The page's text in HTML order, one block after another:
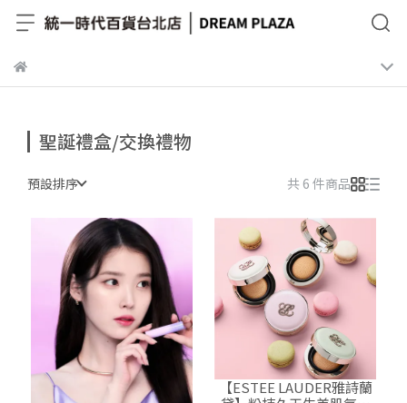
聖誕禮盒/交換禮物
預設排序 共 6 件商品
【ESTEE LAUDER雅詩蘭